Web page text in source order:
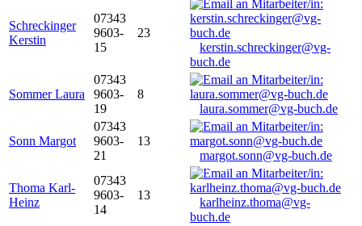
Schreckinger
Kerstin
07343
9603-
15
23
kerstin.schreckinger@vg-
buch.de
Sommer Laura
07343
9603-
19
8
laura.sommer@vg-buch.de
Sonn Margot
07343
9603-
21
13
margot.sonn@vg-buch.de
Thoma Karl-
Heinz
07343
9603-
14
13
karlheinz.thoma@vg-
buch.de